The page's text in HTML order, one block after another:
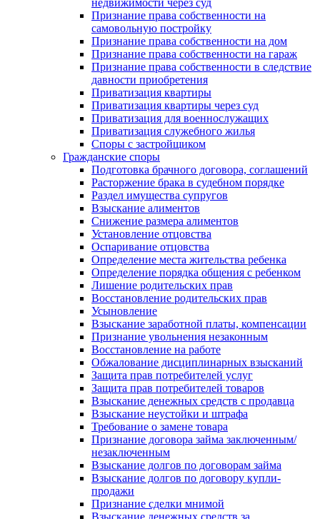
недвижимости через суд
Признание права собственности на
самовольную постройку
Признание права собственности на дом
Признание права собственности на гараж
Признание права собственности в следствие
давности приобретения
Приватизация квартиры
Приватизация квартиры через суд
Приватизация для военнослужащих
Приватизация служебного жилья
Споры с застройщиком
Гражданские споры
Подготовка брачного договора, соглашений
Расторжение брака в судебном порядке
Раздел имущества супругов
Взыскание алиментов
Снижение размера алиментов
Установление отцовства
Оспаривание отцовства
Определение места жительства ребенка
Определение порядка общения с ребенком
Лишение родительских прав
Восстановление родительских прав
Усыновление
Взыскание заработной платы, компенсации
Признание увольнения незаконным
Восстановление на работе
Обжалование дисциплинарных взысканий
Защита прав потребителей услуг
Защита прав потребителей товаров
Взыскание денежных средств с продавца
Взыскание неустойки и штрафа
Требование о замене товара
Признание договора займа заключенным/
незаключенным
Взыскание долгов по договорам займа
Взыскание долгов по договору купли-
продажи
Признание сделки мнимой
Взыскание денежных средств за